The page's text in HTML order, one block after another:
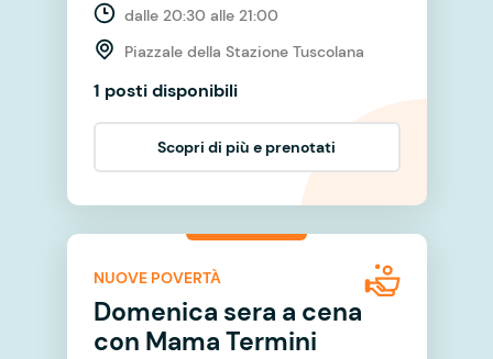
dalle 20:30 alle 21:00
Piazzale della Stazione Tuscolana
1 posti disponibili
Scopri di più e prenotati
NUOVE POVERTÀ
Domenica sera a cena
con Mama Termini